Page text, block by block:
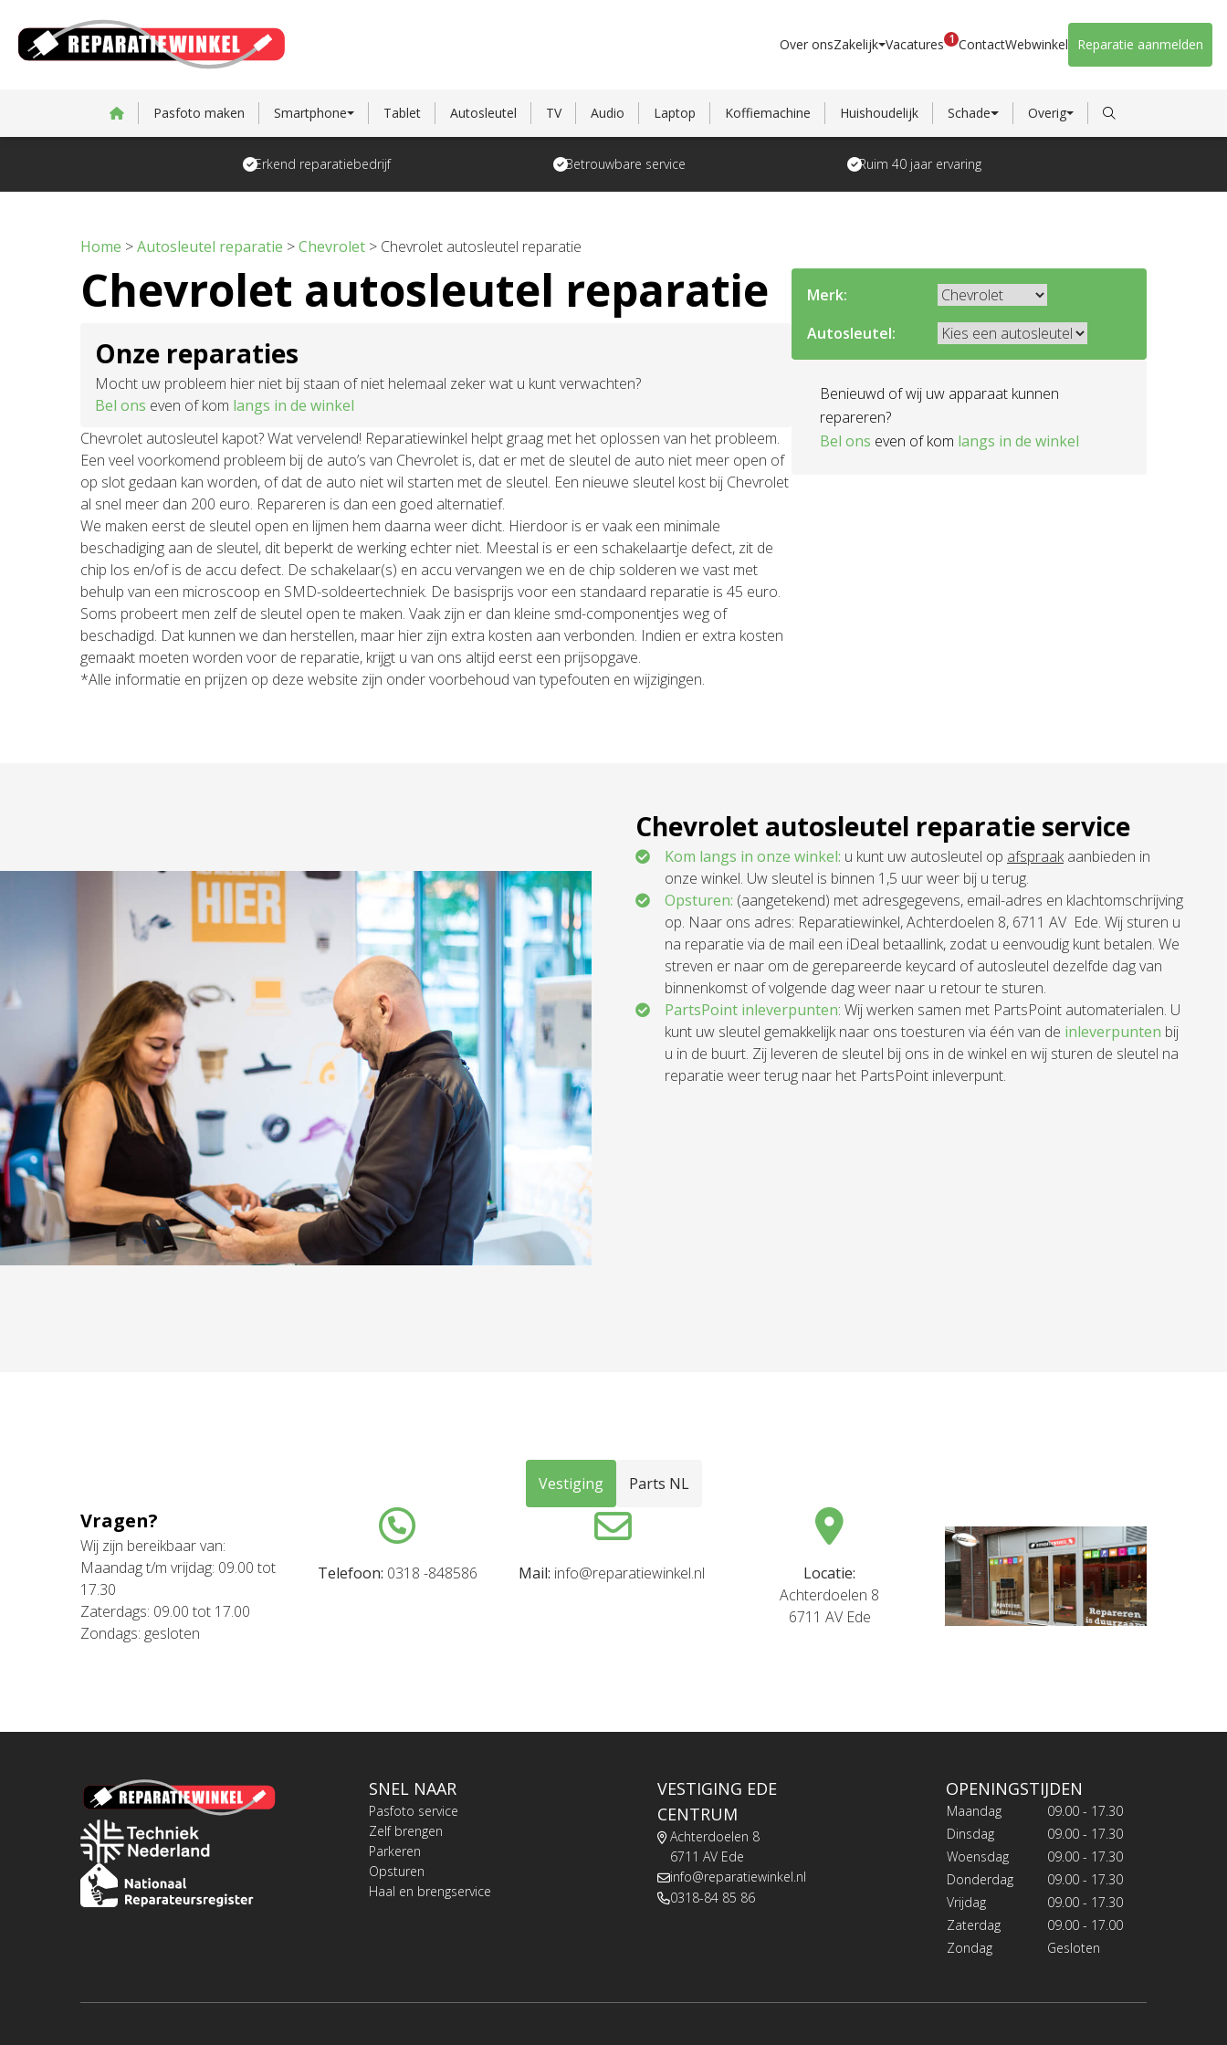
Over onsZakelijk Vacatures 1 ContactWebwinkel Reparatie aanmelden
Pasfoto maken Smartphone Tablet Autosleutel TV Audio Laptop Koffiemachine Huishoudelijk Schade Overig
Erkend reparatiebedrijf Betrouwbare service Ruim 40 jaar ervaring
Home >Autosleutel reparatie >Chevrolet > Chevrolet autosleutel reparatie
Chevrolet autosleutel reparatie
Onze reparaties
Mocht uw probleem hier niet bij staan of niet helemaal zeker wat u kunt verwachten?
Bel ons even of kom langs in de winkel
Chevrolet autosleutel kapot? Wat vervelend! Reparatiewinkel helpt graag met het oplossen van het probleem.
Een veel voorkomend probleem bij de auto’s van Chevrolet is, dat er met de sleutel de auto niet meer open of
op slot gedaan kan worden, of dat de auto niet wil starten met de sleutel. Een nieuwe sleutel kost bij Chevrolet
al snel meer dan 200 euro. Repareren is dan een goed alternatief.
We maken eerst de sleutel open en lijmen hem daarna weer dicht. Hierdoor is er vaak een minimale
beschadiging aan de sleutel, dit beperkt de werking echter niet. Meestal is er een schakelaartje defect, zit de
chip los en/of is de accu defect. De schakelaar(s) en accu vervangen we en de chip solderen we vast met
behulp van een microscoop en SMD-soldeertechniek. De basisprijs voor een standaard reparatie is 45 euro.
Soms probeert men zelf de sleutel open te maken. Vaak zijn er dan kleine smd-componentjes weg of
beschadigd. Dat kunnen we dan herstellen, maar hier zijn extra kosten aan verbonden. Indien er extra kosten
gemaakt moeten worden voor de reparatie, krijgt u van ons altijd eerst een prijsopgave.
*Alle informatie en prijzen op deze website zijn onder voorbehoud van typefouten en wijzigingen.
Merk:
Autosleutel:
Benieuwd of wij uw apparaat kunnen
repareren?
Bel ons even of kom langs in de winkel
Chevrolet autosleutel reparatie service
Kom langs in onze winkel: u kunt uw autosleutel op afspraakaanbieden in
onze winkel. Uw sleutel is binnen 1,5 uur weer bij u terug.
Opsturen: (aangetekend) met adresgegevens, email-adres en klachtomschrijving
op. Naar ons adres: Reparatiewinkel, Achterdoelen 8, 6711 AV Ede. Wij sturen u
na reparatie via de mail een iDeal betaallink, zodat u eenvoudig kunt betalen. We
streven er naar om de gerepareerde keycard of autosleutel dezelfde dag van
binnenkomst of volgende dag weer naar u retour te sturen.
PartsPoint inleverpunten: Wij werken samen met PartsPoint automaterialen. U
kunt uw sleutel gemakkelijk naar ons toesturen via één van de inleverpunten bij
u in de buurt. Zij leveren de sleutel bij ons in de winkel en wij sturen de sleutel na
reparatie weer terug naar het PartsPoint inleverpunt.
Vestiging Parts NL
Vragen?
Wij zijn bereikbaar van:
Maandag t/m vrijdag: 09.00 tot
17.30
Zaterdags: 09.00 tot 17.00
Zondags: gesloten
Telefoon: 0318 -848586 Mail: info@reparatiewinkel.nl
Locatie:
Achterdoelen 8
6711 AV Ede
SNEL NAAR
Pasfoto service
Zelf brengen
Parkeren
Opsturen
Haal en brengservice
VESTIGING EDE
CENTRUM
Achterdoelen 8
6711 AV Ede
info@reparatiewinkel.nl
0318-84 85 86
OPENINGSTIJDEN
Maandag
09.00 - 17.30
Dinsdag
09.00 - 17.30
Woensdag
09.00 - 17.30
Donderdag
09.00 - 17.30
Vrijdag
09.00 - 17.30
Zaterdag
09.00 - 17.00
Zondag
Gesloten